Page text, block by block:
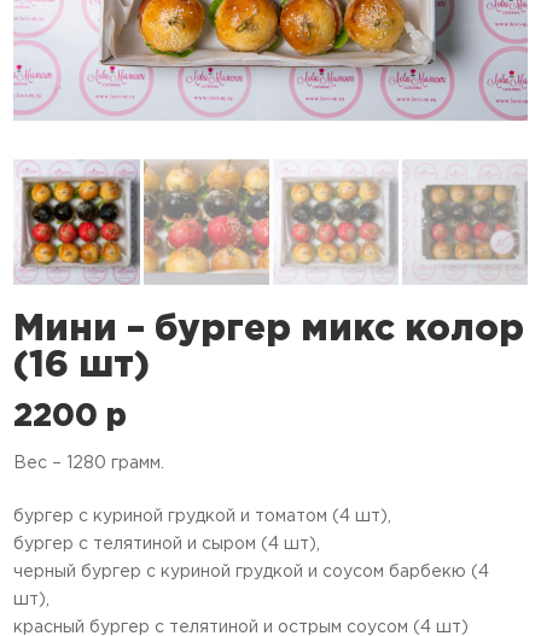
Мини – бургер микс колор
(16 шт)
2200 p
Вес – 1280 грамм.
бургер с куриной грудкой и томатом (4 шт),
бургер с телятиной и сыром (4 шт),
черный бургер с куриной грудкой и соусом барбекю (4
шт),
красный бургер с телятиной и острым соусом (4 шт)